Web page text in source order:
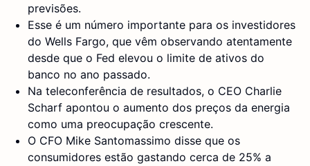
previsões.
Esse é um número importante para os investidores
do Wells Fargo, que vêm observando atentamente
desde que o Fed elevou o limite de ativos do
banco no ano passado.
Na teleconferência de resultados, o CEO Charlie
Scharf apontou o aumento dos preços da energia
como uma preocupação crescente.
O CFO Mike Santomassimo disse que os
consumidores estão gastando cerca de 25% a